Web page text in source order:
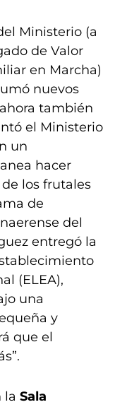
Ministerio (a
de Valor
en Marcha)
nuevos
también
el Ministerio
un
hacer
los frutales
de
del
entregó la
(ELEA),
una
y
que el
la Sala